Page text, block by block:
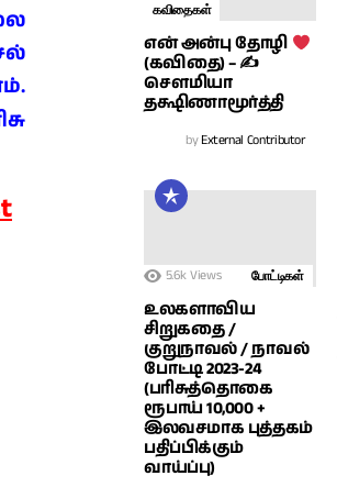
கவிதைகள்
என் அன்பு தோழி
(கவிதை) – ✍
சௌமியா
தக்ஷிணாமூர்த்தி
byExternal Contributor
5.6k Views போட்டிகள்
உலகளாவிய
சிறுகதை /
குறுநாவல் / நாவல்
போட்டி 2023-24
(பரிசுத்தொகை
ரூபாய் 10,000 +
இலவசமாக புத்தகம்
பதிப்பிக்கும்
வாய்ப்பு)